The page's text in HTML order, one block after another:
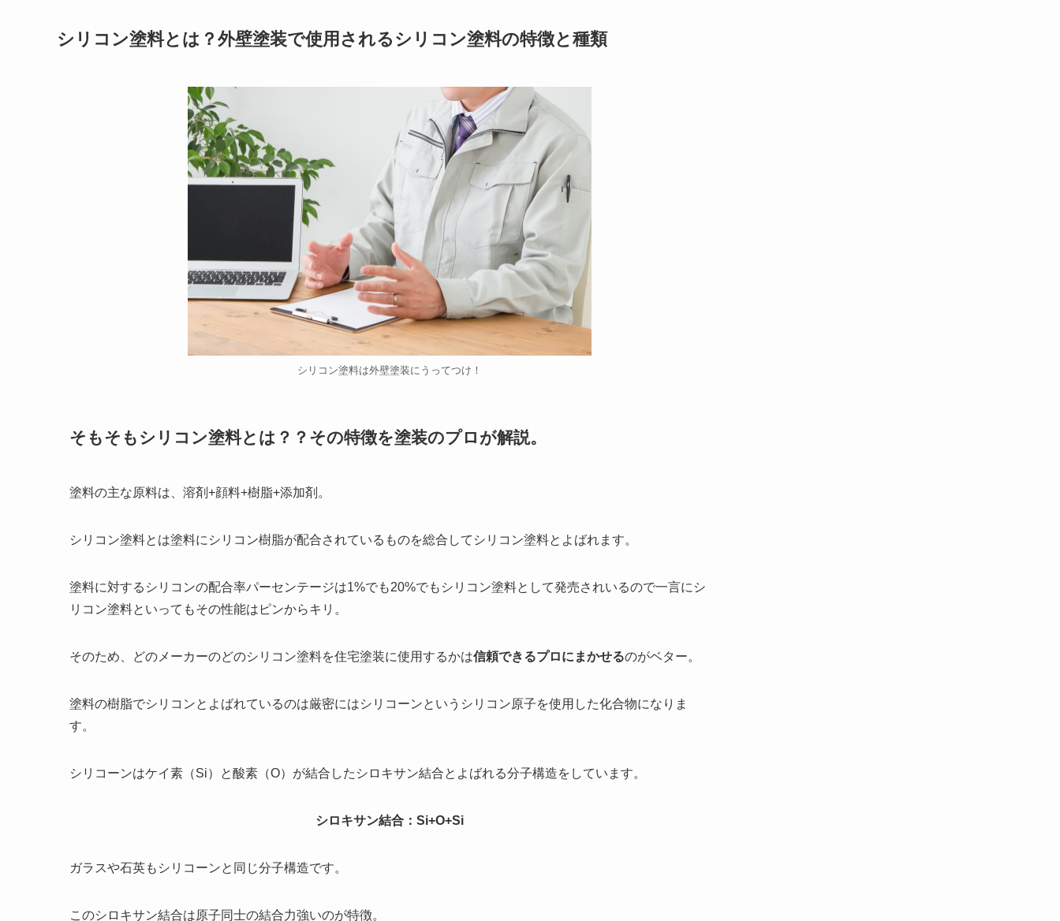
シリコン塗料とは？外壁塗装で使用されるシリコン塗料の特徴と種類
シリコン塗料は外壁塗装にうってつけ！
そもそもシリコン塗料とは？？その特徴を塗装のプロが解説。
塗料の主な原料は、溶剤+顔料+樹脂+添加剤。
シリコン塗料とは塗料にシリコン樹脂が配合されているものを総合してシリコン塗料とよばれます。
塗料に対するシリコンの配合率パーセンテージは1%でも20%でもシリコン塗料として発売されいるので一言にシ
リコン塗料といってもその性能はピンからキリ。
そのため、どのメーカーのどのシリコン塗料を住宅塗装に使用するかは信頼できるプロにまかせるのがベター。
塗料の樹脂でシリコンとよばれているのは厳密にはシリコーンというシリコン原子を使用した化合物になりま
す。
シリコーンはケイ素（Si）と酸素（O）が結合したシロキサン結合とよばれる分子構造をしています。
シロキサン結合：Si+O+Si
ガラスや石英もシリコーンと同じ分子構造です。
このシロキサン結合は原子同士の結合力強いのが特徴。